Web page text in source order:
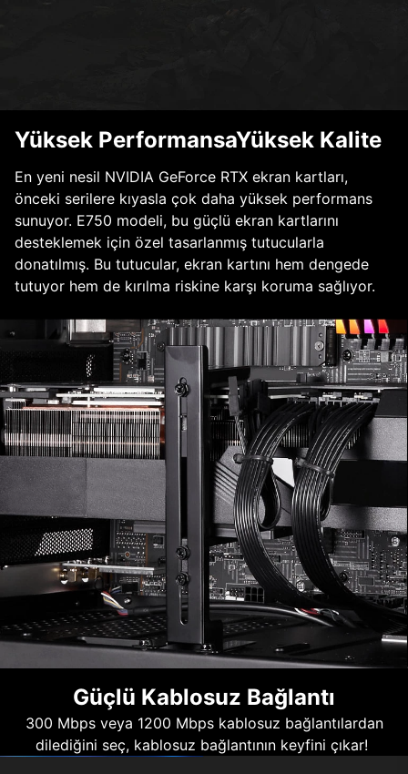
Yüksek PerformansaYüksek Kalite
En yeni nesil NVIDIA GeForce RTX ekran kartları,
önceki serilere kıyasla çok daha yüksek performans
sunuyor. E750 modeli, bu güçlü ekran kartlarını
desteklemek için özel tasarlanmış tutucularla
donatılmış. Bu tutucular, ekran kartını hem dengede
tutuyor hem de kırılma riskine karşı koruma sağlıyor.
Güçlü Kablosuz Bağlantı
300 Mbps veya 1200 Mbps kablosuz bağlantılardan
dilediğini seç, kablosuz bağlantının keyfini çıkar!